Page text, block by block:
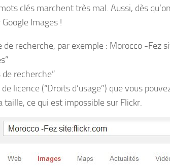
clés marchent très mal. Aussi, dès
Images !
de recherche, par exemple : Morocco -Fez
de recherche”
licence (“Droits d’usage”) que vous
taille, ce qui est impossible sur Flickr.